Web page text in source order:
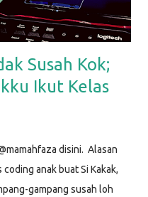
Susah Kok;
Ikut Kelas
disini. Alasan
anak buat Si Kakak,
gampang susah loh